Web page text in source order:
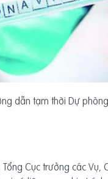
dẫn tạm thời Dự
Cục trưởng các Vụ,